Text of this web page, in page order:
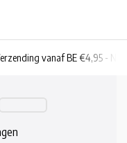
vanaf BE €4,95 - NL